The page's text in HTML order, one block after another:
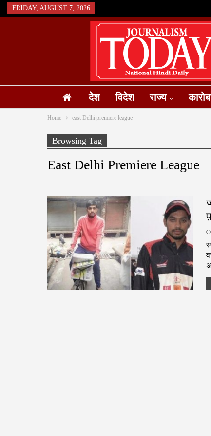
FRIDAY, AUGUST 7, 2026
देश विदेश राज्य
Home east Delhi premiere league
Browsing Tag
East Delhi Premiere League